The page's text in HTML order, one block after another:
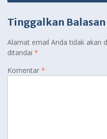
Tinggalkan Balasan
Alamat email Anda tidak akan
ditandai *
Komentar *